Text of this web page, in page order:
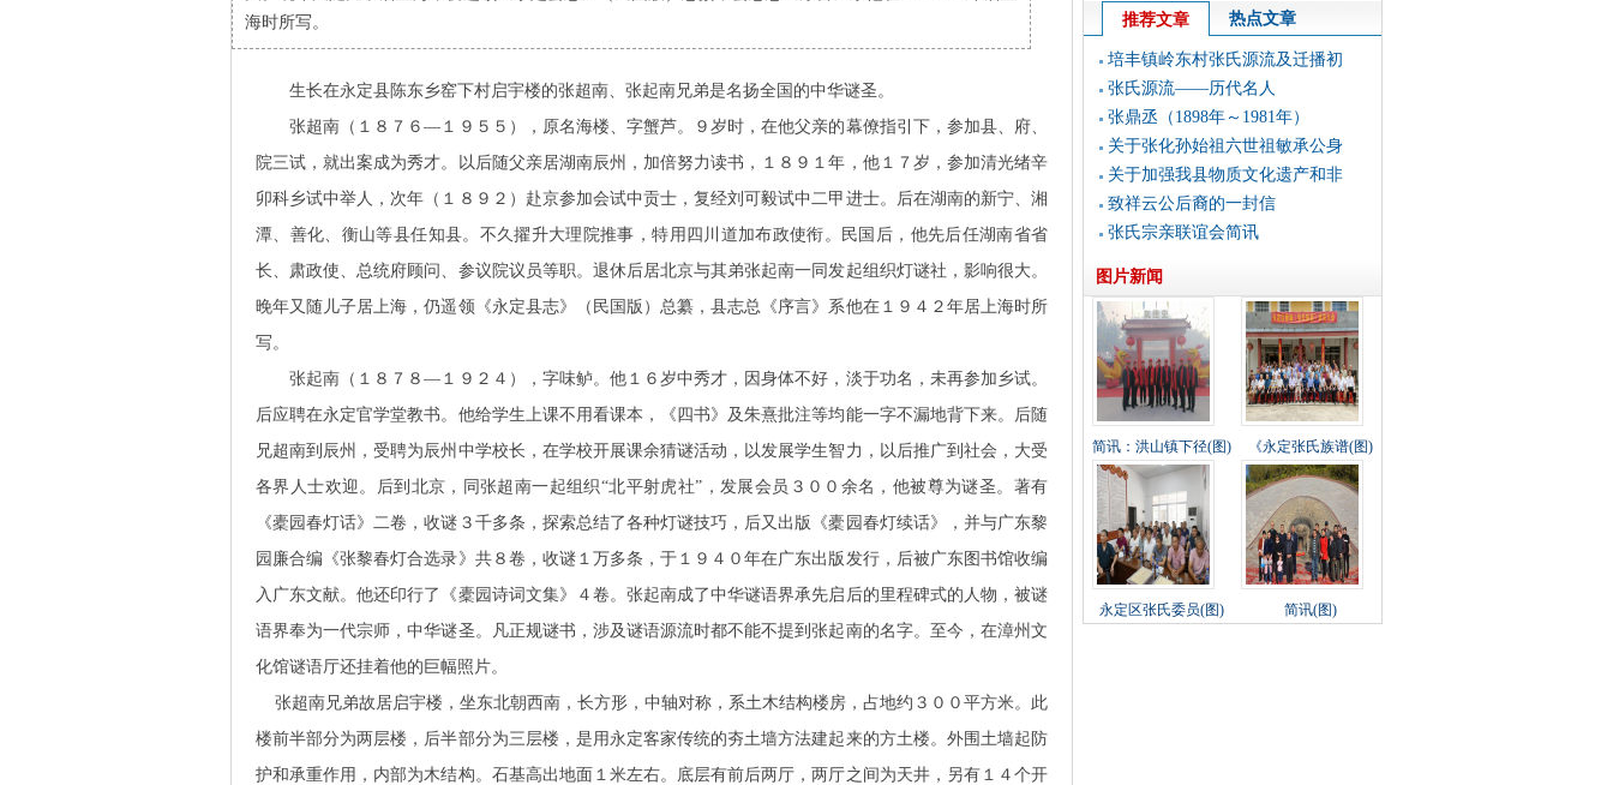
海时所写。
生长在永定县陈东乡窑下村启宇楼的张超南、张起南兄弟是名扬全国的中华谜圣。
张超南（１８７６—１９５５），原名海楼、字蟹芦。９岁时，在他父亲的幕僚指引下，参加县、府、
院三试，就出案成为秀才。以后随父亲居湖南辰州，加倍努力读书，１８９１年，他１７岁，参加清光绪辛
卯科乡试中举人，次年（１８９２）赴京参加会试中贡士，复经刘可毅试中二甲进士。后在湖南的新宁、湘
潭、善化、衡山等县任知县。不久擢升大理院推事，特用四川道加布政使衔。民国后，他先后任湖南省省
长、肃政使、总统府顾问、参议院议员等职。退休后居北京与其弟张起南一同发起组织灯谜社，影响很大。
晚年又随儿子居上海，仍遥领《永定县志》（民国版）总纂，县志总《序言》系他在１９４２年居上海时所
写。
张起南（１８７８—１９２４），字味鲈。他１６岁中秀才，因身体不好，淡于功名，未再参加乡试。
后应聘在永定官学堂教书。他给学生上课不用看课本，《四书》及朱熹批注等均能一字不漏地背下来。后随
兄超南到辰州，受聘为辰州中学校长，在学校开展课余猜谜活动，以发展学生智力，以后推广到社会，大受
各界人士欢迎。后到北京，同张超南一起组织“北平射虎社”，发展会员３００余名，他被尊为谜圣。著有
《橐园春灯话》二卷，收谜３千多条，探索总结了各种灯谜技巧，后又出版《橐园春灯续话》，并与广东黎
园廉合编《张黎春灯合选录》共８卷，收谜１万多条，于１９４０年在广东出版发行，后被广东图书馆收编
入广东文献。他还印行了《橐园诗词文集》４卷。张起南成了中华谜语界承先启后的里程碑式的人物，被谜
语界奉为一代宗师，中华谜圣。凡正规谜书，涉及谜语源流时都不能不提到张起南的名字。至今，在漳州文
化馆谜语厅还挂着他的巨幅照片。
张超南兄弟故居启宇楼，坐东北朝西南，长方形，中轴对称，系土木结构楼房，占地约３００平方米。此
楼前半部分为两层楼，后半部分为三层楼，是用永定客家传统的夯土墙方法建起来的方土楼。外围土墙起防
护和承重作用，内部为木结构。石基高出地面１米左右。底层有前后两厅，两厅之间为天井，另有１４个开
推荐文章 热点文章
培丰镇岭东村张氏源流及迁播初
张氏源流——历代名人
张鼎丞（1898年～1981年）
关于张化孙始祖六世祖敏承公身
关于加强我县物质文化遗产和非
致祥云公后裔的一封信
张氏宗亲联谊会简讯
图片新闻
简讯：洪山镇下径(图) 《永定张氏族谱(图)
永定区张氏委员(图) 简讯(图)